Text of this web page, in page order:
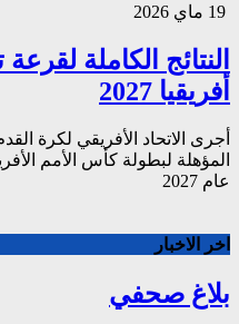
النتائج الكاملة
أفريقيا 2027
أجرى الاتحاد الأفريقي لكرة
عام 2027
اخر الاخبار
بلاغ صحفي